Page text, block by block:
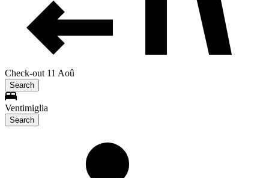
Check-out 11 Aoû
Search
Ventimiglia
Search